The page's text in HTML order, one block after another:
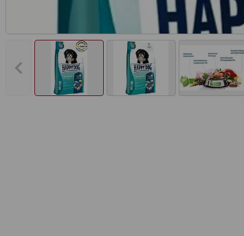
Vorheriges Bild anzeigen